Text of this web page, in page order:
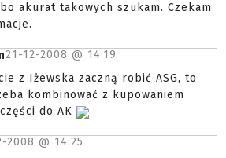
akurat takowych szukam. Czekam
21-12-2008 @ 14:19
z Iżewska zaczną robić ASG, to
kombinować z kupowaniem
do AK
2008 @ 14:25